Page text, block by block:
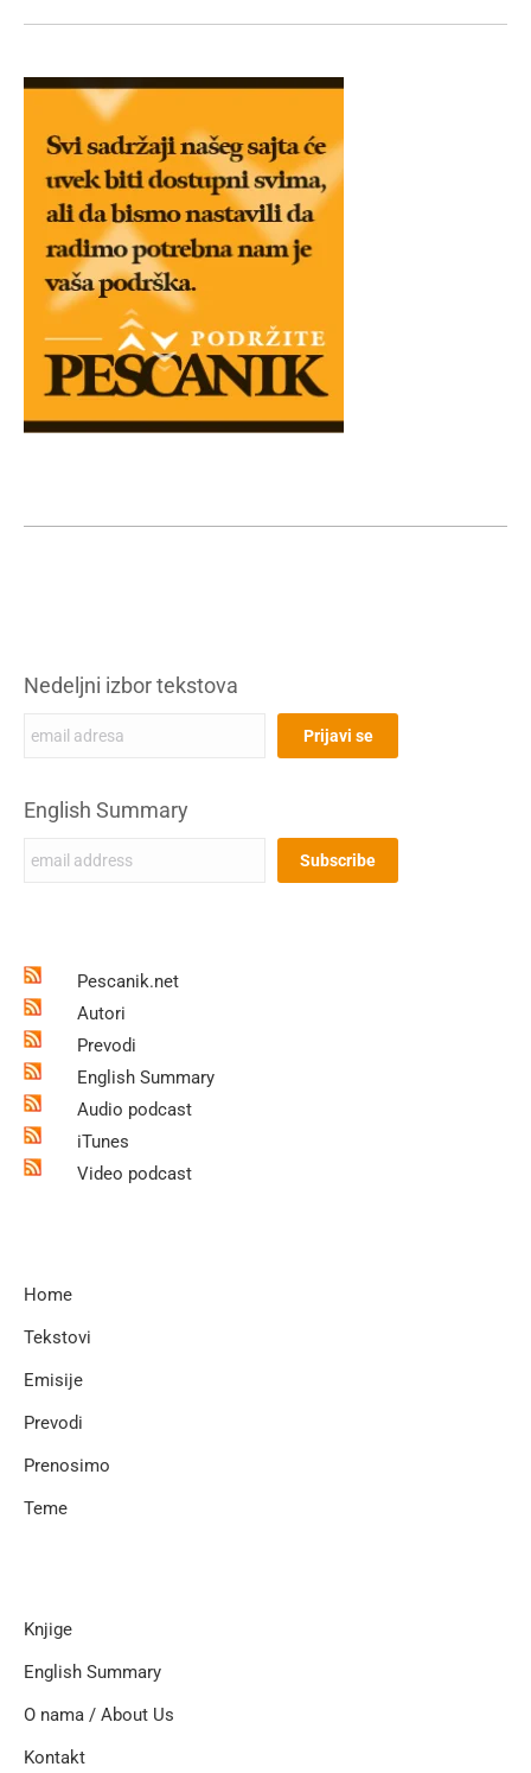
Nedeljni izbor tekstova
English Summary
Pescanik.net
Autori
Prevodi
English Summary
Audio podcast
iTunes
Video podcast
Home
Tekstovi
Emisije
Prevodi
Prenosimo
Teme
Knjige
English Summary
O nama / About Us
Kontakt